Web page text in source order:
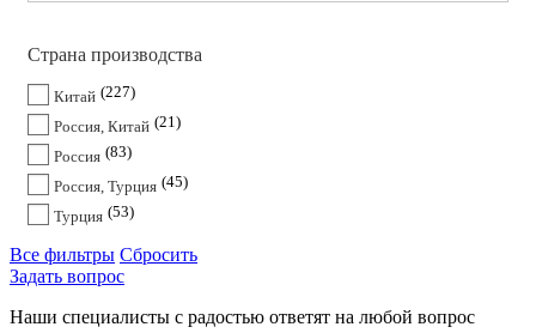
Страна производства
Китай 227
Россия, Китай 21
Россия 83
Россия, Турция 45
Турция 53
Все фильтры Сбросить
Задать вопрос
Наши специалисты с радостью ответят на любой вопрос